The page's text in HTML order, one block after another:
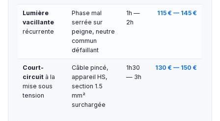
Lumière
vacillante
récurrente
Phase mal
serrée sur
peigne, neutre
commun
défaillant
1h —
2h
115 € — 145 €
Court-
circuit à la
mise sous
tension
Câble pincé,
appareil HS,
section 1.5
mm²
surchargée
1h30
— 3h
130 € — 150 €